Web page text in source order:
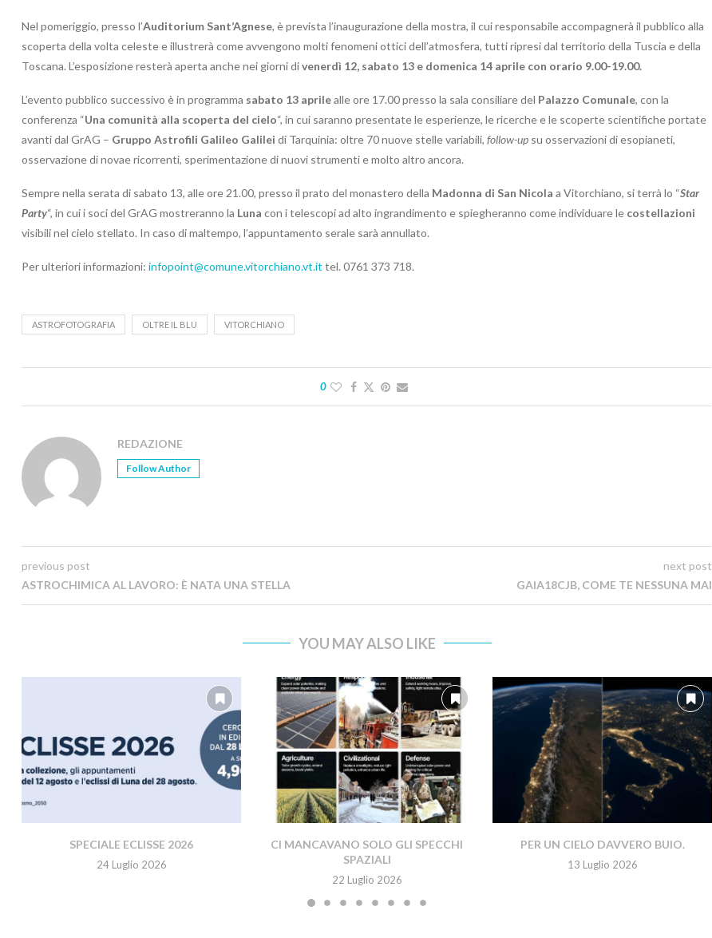
Nel pomeriggio, presso l’Auditorium Sant’Agnese, è prevista l’inaugurazione della mostra, il cui responsabile accompagnerà il pubblico alla
scoperta della volta celeste e illustrerà come avvengono molti fenomeni ottici dell’atmosfera, tutti ripresi dal territorio della Tuscia e della
Toscana. L’esposizione resterà aperta anche nei giorni divenerdì 12, sabato 13 e domenica 14 aprile con orario 9.00-19.00.
L’evento pubblico successivo è in programma sabato 13 aprilealle ore 17.00 presso la sala consiliare del Palazzo Comunale, con la
conferenza “Una comunità alla scoperta del cielo“, in cui saranno presentate le esperienze, le ricerche e le scoperte scientifiche portate
avanti dal GrAG – Gruppo Astrofili Galileo Galilei di Tarquinia: oltre 70 nuove stelle variabili, follow-up su osservazioni di esopianeti,
osservazione di novae ricorrenti, sperimentazione di nuovi strumenti e molto altro ancora.
Sempre nella serata di sabato 13, alle ore 21.00, presso il prato del monastero della Madonna di San Nicola a Vitorchiano, si terrà lo “Star
Party“, in cui i soci del GrAG mostreranno la Luna con i telescopi ad alto ingrandimento e spiegheranno come individuare le costellazioni
visibili nel cielo stellato. In caso di maltempo, l’appuntamento serale sarà annullato.
Per ulteriori informazioni: infopoint@comune.vitorchiano.vt.it tel. 0761 373 718.
ASTROFOTOGRAFIA OLTRE IL BLU VITORCHIANO
0
REDAZIONE
Follow Author
previous post
ASTROCHIMICA AL LAVORO: È NATA UNA STELLA
next post
GAIA18CJB, COME TE NESSUNA MAI
YOU MAY ALSO LIKE
SPECIALE ECLISSE 2026
24 Luglio 2026
CI MANCAVANO SOLO GLI SPECCHI
SPAZIALI
22 Luglio 2026
PER UN CIELO DAVVERO BUIO.
13 Luglio 2026